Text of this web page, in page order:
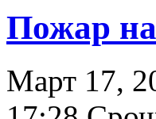
Пожар
Март 17,